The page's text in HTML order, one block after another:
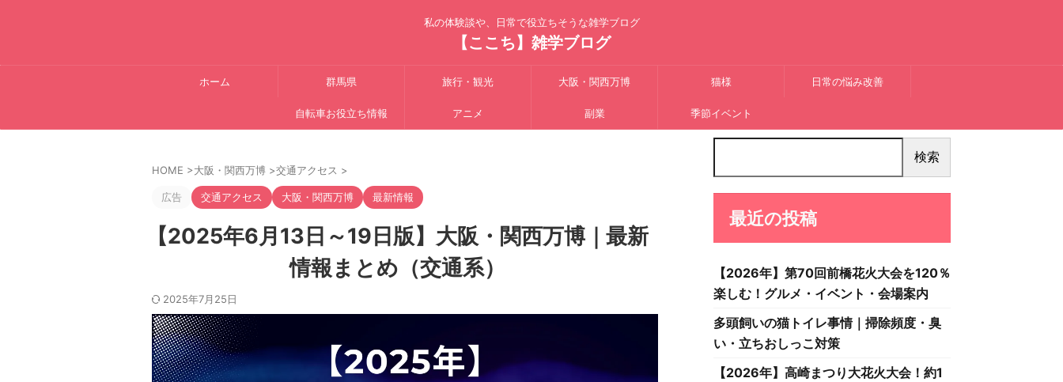
私の体験談や、日常で役立ちそうな雑学ブログ
【ここち】雑学ブログ
ホーム 群馬県 旅行・観光 大阪・関西万博 猫様 日常の悩み改善
自転車お役立ち情報 アニメ 副業 季節イベント
HOME >大阪・関西万博 >交通アクセス >
広告 交通アクセス 大阪・関西万博 最新情報
【2025年6月13日～19日版】大阪・関西万博｜最新
情報まとめ（交通系）
2025年7月25日
検索
最近の投稿
【2026年】第70回前橋花火大会を120％
楽しむ！グルメ・イベント・会場案内
多頭飼いの猫トイレ事情｜掃除頻度・臭
い・立ちおしっこ対策
【2026年】高崎まつり大花火大会！約1